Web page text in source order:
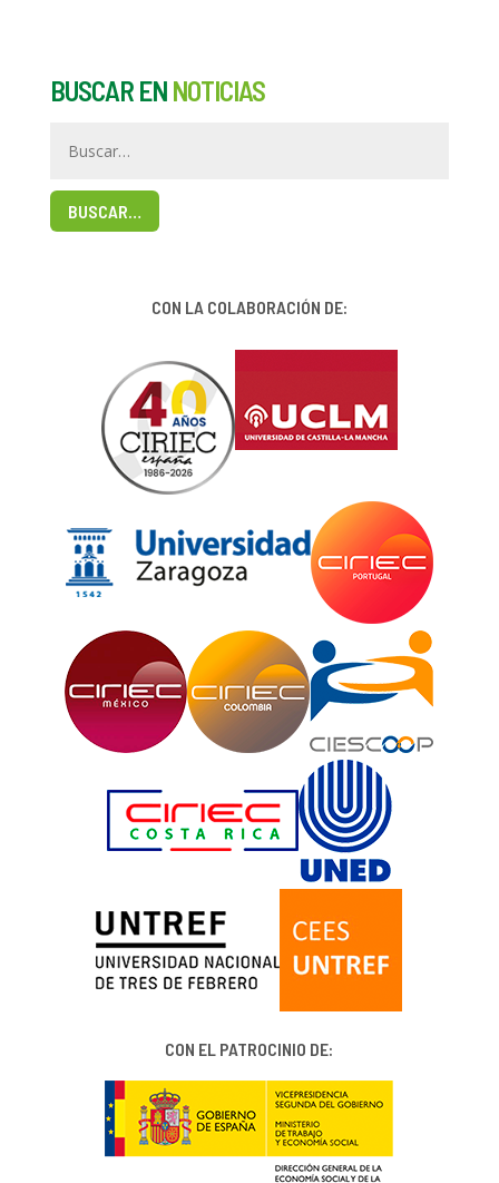
BUSCAR EN NOTICIAS
BUSCAR…
CON LA COLABORACIÓN DE:
CON EL PATROCINIO DE: